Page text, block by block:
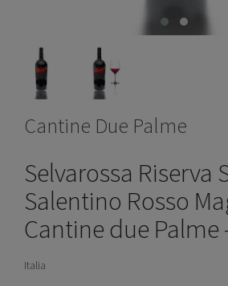
Cantine Due Palme
Selvarossa Riserva
Salentino Rosso
Cantine due Palme
Italia